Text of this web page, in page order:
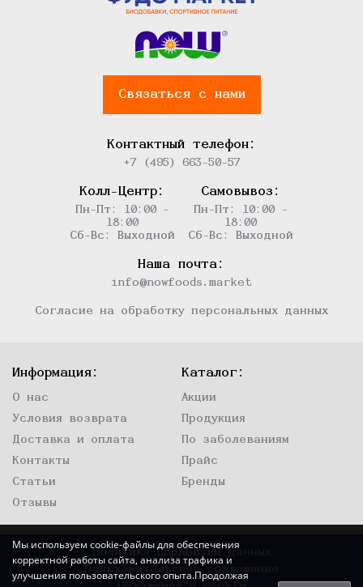
Связаться с нами
Контактный телефон:
+7 (495) 663-50-57
Колл-Центр:
Пн-Пт: 10:00 -
18:00
Сб-Вс: Выходной
Самовывоз:
Пн-Пт: 10:00 -
18:00
Сб-Вс: Выходной
Наша почта:
info@nowfoods.market
Согласие на обработку персональных данных
Информация:
О нас
Условия возврата
Доставка и оплата
Контакты
Статьи
Отзывы
Каталог:
Акции
Продукция
По заболеваниям
Прайс
Бренды
Политика обработки данных
Пользовательское соглашение
Мы используем cookie-файлы для обеспечения
корректной работы сайта, анализа трафика и
улучшения пользовательского опыта.Продолжая